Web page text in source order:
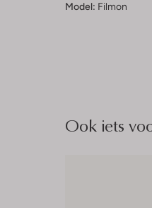
Model: Filmon
Ook iets